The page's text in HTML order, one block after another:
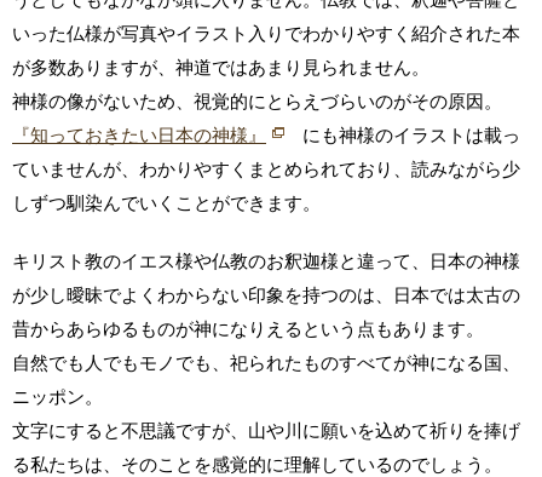
いった仏様が写真やイラスト入りでわかりやすく紹介された本
が多数ありますが、神道ではあまり見られません。
神様の像がないため、視覚的にとらえづらいのがその原因。
『知っておきたい日本の神様』
にも神様のイラストは載っ
ていませんが、わかりやすくまとめられており、読みながら少
しずつ馴染んでいくことができます。
キリスト教のイエス様や仏教のお釈迦様と違って、日本の神様
が少し曖昧でよくわからない印象を持つのは、日本では太古の
昔からあらゆるものが神になりえるという点もあります。
自然でも人でもモノでも、祀られたものすべてが神になる国、
ニッポン。
文字にすると不思議ですが、山や川に願いを込めて祈りを捧げ
る私たちは、そのことを感覚的に理解しているのでしょう。